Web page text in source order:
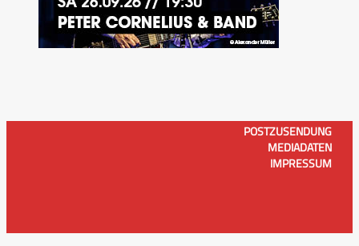
POSTZUSENDUNG
MEDIADATEN
IMPRESSUM